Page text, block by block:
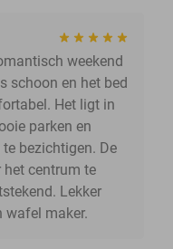
weekend
schoon en het bed
Het ligt in
parken en
bezichtigen. De
centrum te
Lekker
wafel maker.